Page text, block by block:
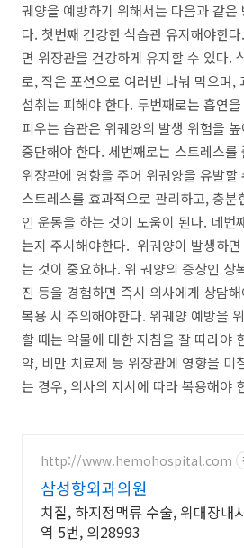
궤양을 예방하기 위해서는 다음과 같은
다. 첫번째 건강한 식습관 유지해야한
면 위장관을 건강하게 유지할 수 있다.
로, 작은 포션으로 여러번 나눠 먹으며,
섭취는 피해야 한다. 두번째로는 흡연
피우는 습관은 위궤양의 발생 위험을
중단해야 한다. 세번째로는 스트레스를
위장관에 영향을 주어 위궤양을 유발할
스트레스를 효과적으로 관리하고, 충분
인 운동을 하는 것이 도움이 된다. 네번
는지 주시해야한다. 위궤양이 발생하
는 것이 중요하다. 위 궤양의 증상인 상
진 등을 경험하면 즉시 의사에게 상담
복용 시 주의해야한다. 위궤양 예방을
할 때는 약물에 대한 지침을 잘 따라야
약, 비만 치료제 등 위장관에 영향을 미
는 경우, 의사의 지시에 따라 복용해야
http://www.hemohospital.com
삼성항외과의원
치질, 하지정맥류 수술, 위대장내
역 5번, 의28993